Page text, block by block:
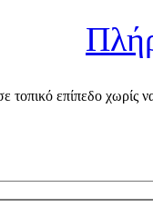
τοπικό επίπεδο χωρίς